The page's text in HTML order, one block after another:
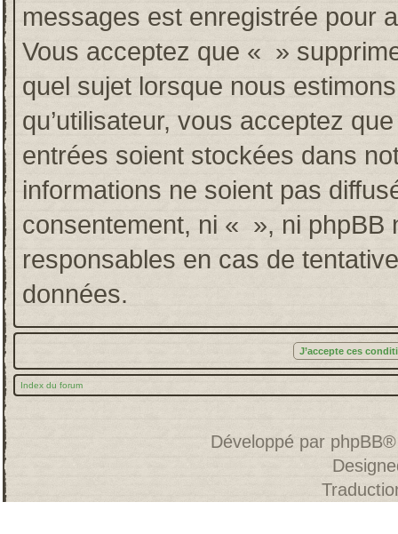
messages est enregistrée pour
Vous acceptez que « »
quel sujet lorsque nous
qu’utilisateur, vous acceptez
entrées soient stockées dans
informations ne soient pas
consentement, ni « », ni phpBB
responsables en cas de
données.
Index du forum
Développé par phpBB®